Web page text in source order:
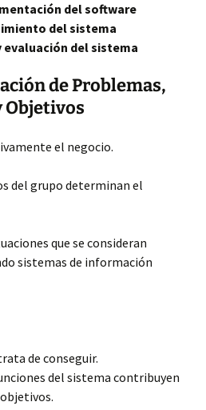
del software
del sistema
del sistema
de Problemas,
Objetivos
el negocio.
del grupo determinan el
que se consideran
sistemas de información
de conseguir.
del sistema contribuyen